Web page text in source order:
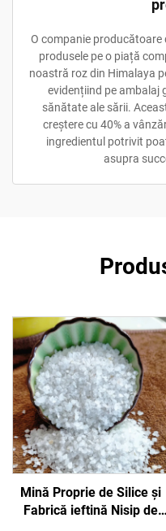
O companie producătoare
produsele pe o piață
noastră roz din Himalaya
evidențiind pe ambalaj
sănătate ale sării.
creștere cu 40% a
ingredientul potrivit
asupra
Mină Proprie de Silice și
Fabrică ieftină Nisip de